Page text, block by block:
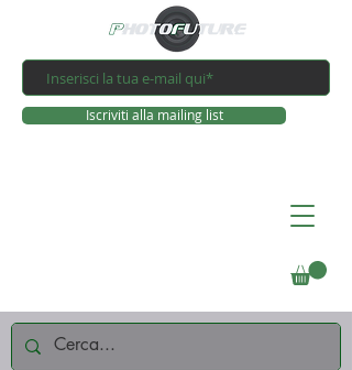
Iscriviti alla mailing list